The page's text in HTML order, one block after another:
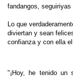
fandangos, seguiriyas
Lo que
diviertan y sean
confianza y con ella
"¡Hoy, he tenido un